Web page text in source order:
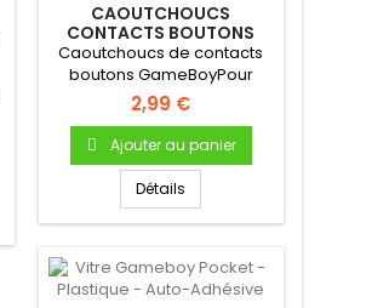
CAOUTCHOUCS
CONTACTS BOUTONS
GAMEBOY DMG-01
Caoutchoucs de contacts
boutons GameBoyPour
Gameboy "FAT" DMG-01
Bouton A...
2,99 €
Ajouter au panier
Détails